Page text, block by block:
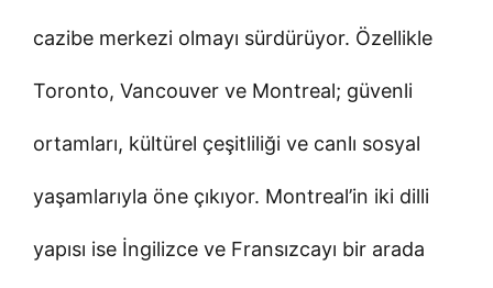
cazibe merkezi olmayı sürdürüyor. Özellikle
Toronto, Vancouver ve Montreal; güvenli
ortamları, kültürel çeşitliliği ve canlı sosyal
yaşamlarıyla öne çıkıyor. Montreal’in iki dilli
yapısı ise İngilizce ve Fransızcayı bir arada